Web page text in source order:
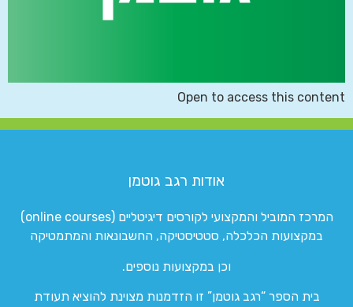
Open to access this content
אודות רגב גוטמן
המרכז המוביל והמקצועי לקורסים דיגיטליים (online courses)
במקצועות הכלכלה, סטטיסטיקה, החשבונאות והמתמטיקה
וכן במקצועות נוספים.
בית הספר “רגב גוטמן” זו הזדמנות מצוינת להוציא תעודת